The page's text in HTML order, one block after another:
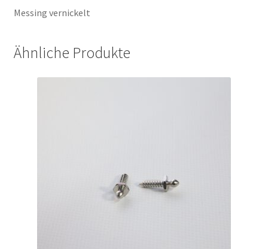
Messing vernickelt
Ähnliche Produkte